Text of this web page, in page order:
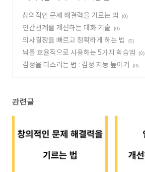
창의적인 문제 해결력을 기르는 법
(0)
인간관계를 개선하는 대화 기술 (0)
의사결정을 빠르고 정확하게 하는 법 (0)
뇌를 효율적으로 사용하는 5가지 학습법 (0)
감정을 다스리는 법 : 감정 지능 높이기 (0)
관련글